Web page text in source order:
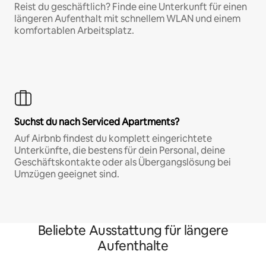
Reist du geschäftlich? Finde eine Unterkunft für einen
längeren Aufenthalt mit schnellem WLAN und einem
komfortablen Arbeitsplatz.
Suchst du nach Serviced Apartments?
Auf Airbnb findest du komplett eingerichtete
Unterkünfte, die bestens für dein Personal, deine
Geschäftskontakte oder als Übergangslösung bei
Umzügen geeignet sind.
Beliebte Ausstattung für längere
Aufenthalte